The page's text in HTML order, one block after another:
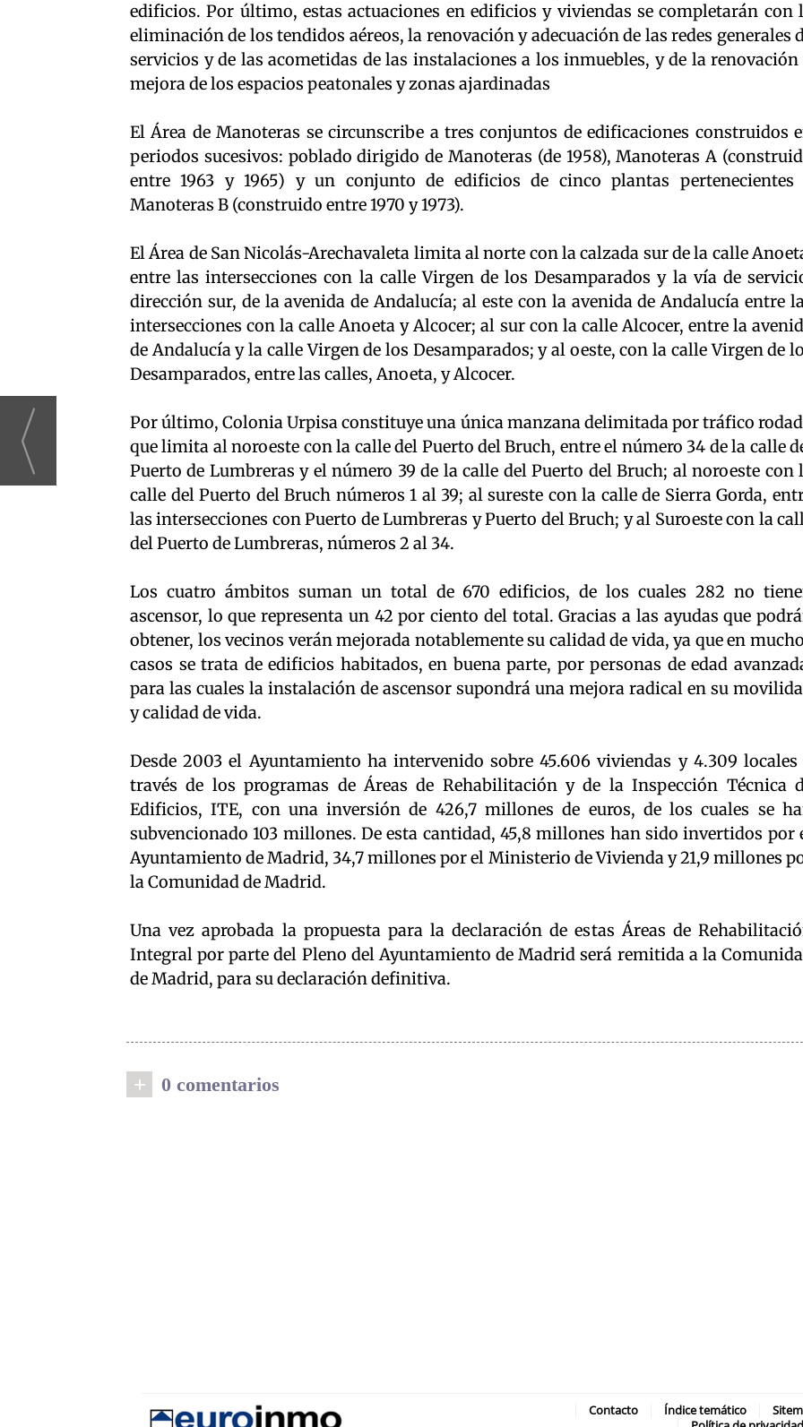
edificios. Por último, estas actuaciones en edificios y viviendas se completarán con
eliminación de los tendidos aéreos, la renovación y adecuación de las redes generales
servicios y de las acometidas de las instalaciones a los inmuebles, y de la renovación
mejora de los espacios peatonales y zonas ajardinadas
El Área de Manoteras se circunscribe a tres conjuntos de edificaciones construidos
periodos sucesivos: poblado dirigido de Manoteras (de 1958), Manoteras A
entre 1963 y 1965) y un conjunto de edificios de cinco plantas pertenecientes
Manoteras B (construido entre 1970 y 1973).
El Área de San Nicolás-Arechavaleta limita al norte con la calzada sur de la calle
entre las intersecciones con la calle Virgen de los Desamparados y la vía de
dirección sur, de la avenida de Andalucía; al este con la avenida de Andalucía entre
intersecciones con la calle Anoeta y Alcocer; al sur con la calle Alcocer, entre la
de Andalucía y la calle Virgen de los Desamparados; y al oeste, con la calle Virgen de
Desamparados, entre las calles, Anoeta, y Alcocer.
Por último, Colonia Urpisa constituye una única manzana delimitada por tráfico
que limita al noroeste con la calle del Puerto del Bruch, entre el número 34 de la calle
Puerto de Lumbreras y el número 39 de la calle del Puerto del Bruch; al noroeste con
calle del Puerto del Bruch números 1 al 39; al sureste con la calle de Sierra Gorda,
las intersecciones con Puerto de Lumbreras y Puerto del Bruch; y al Suroeste con la
del Puerto de Lumbreras, números 2 al 34.
Los cuatro ámbitos suman un total de 670 edificios, de los cuales 282 no
ascensor, lo que representa un 42 por ciento del total. Gracias a las ayudas que
obtener, los vecinos verán mejorada notablemente su calidad de vida, ya que en
casos se trata de edificios habitados, en buena parte, por personas de edad
para las cuales la instalación de ascensor supondrá una mejora radical en su
y calidad de vida.
Desde 2003 el Ayuntamiento ha intervenido sobre 45.606 viviendas y 4.309 locales
través de los programas de Áreas de Rehabilitación y de la Inspección Técnica
Edificios, ITE, con una inversión de 426,7 millones de euros, de los cuales se
subvencionado 103 millones. De esta cantidad, 45,8 millones han sido invertidos por
Ayuntamiento de Madrid, 34,7 millones por el Ministerio de Vivienda y 21,9 millones
la Comunidad de Madrid.
Una vez aprobada la propuesta para la declaración de estas Áreas de
Integral por parte del Pleno del Ayuntamiento de Madrid será remitida a la
de Madrid, para su declaración definitiva.
+ 0 comentarios
Contacto Índice temático